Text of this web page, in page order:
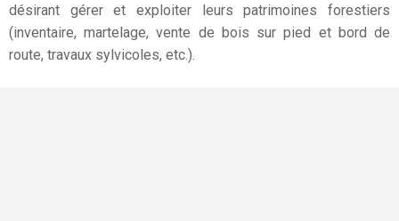
désirant gérer et exploiter leurs patrimoines forestiers
(inventaire, martelage, vente de bois sur pied et bord de
route, travaux sylvicoles, etc.).